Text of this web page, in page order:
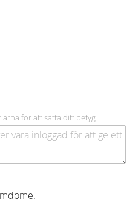
för att sätta ditt betyg